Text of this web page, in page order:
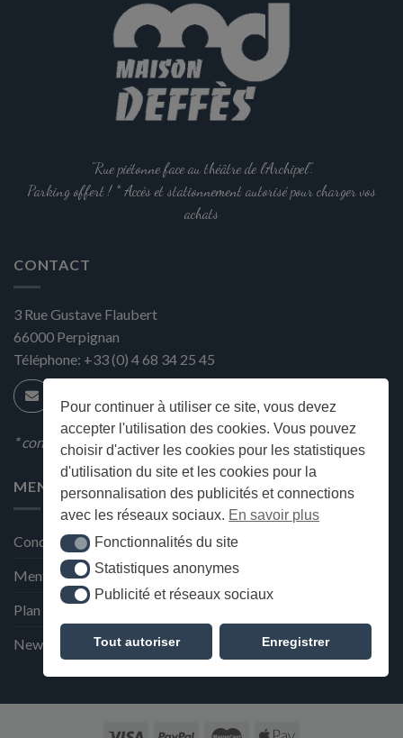
Pour continuer à utiliser ce site, vous devez
accepter l'utilisation des cookies. Vous pouvez
choisir d'activer les cookies pour les statistiques
d'utilisation du site et les cookies pour la
personnalisation des publicités et connections
avec les réseaux sociaux. En savoir plus
Fonctionnalités du site
Fonctionnalités du site
Statistiques anonymes
Statistiques anonymes
Publicité et réseaux sociaux
Publicité et réseaux sociaux
Tout autoriser Enregistrer
"Rue piétonne face au théâtre de l'Archipel".
Parking offert ! * Accès et stationnement autorisé pour charger vos
achats
CONTACT
3 Rue Gustave Flaubert
66000 Perpignan
Téléphone: +33 (0) 4 68 34 25 45
* condition en magasin
MENU
Conditions générales de ventes
Mentions Légales et Politique de confidentialité
Plan du site
Newsletter de la Maison Deffès